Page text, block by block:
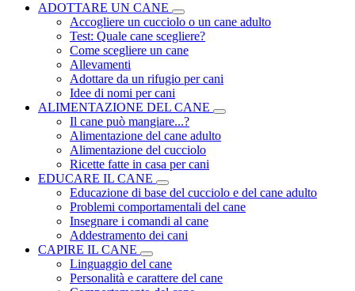
ADOTTARE UN CANE
Accogliere un cucciolo o un cane adulto
Test: Quale cane scegliere?
Come scegliere un cane
Allevamenti
Adottare da un rifugio per cani
Idee di nomi per cani
ALIMENTAZIONE DEL CANE
Il cane può mangiare...?
Alimentazione del cane adulto
Alimentazione del cucciolo
Ricette fatte in casa per cani
EDUCARE IL CANE
Educazione di base del cucciolo e del cane adulto
Problemi comportamentali del cane
Insegnare i comandi al cane
Addestramento dei cani
CAPIRE IL CANE
Linguaggio del cane
Personalità e carattere del cane